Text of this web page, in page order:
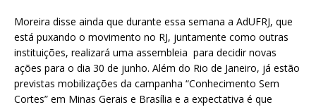
Moreira disse ainda que durante essa semana a AdUFRJ, que
está puxando o movimento no RJ, juntamente como outras
instituições, realizará uma assembleia para decidir novas
ações para o dia 30 de junho. Além do Rio de Janeiro, já estão
previstas mobilizações da campanha “Conhecimento Sem
Cortes” em Minas Gerais e Brasília e a expectativa é que